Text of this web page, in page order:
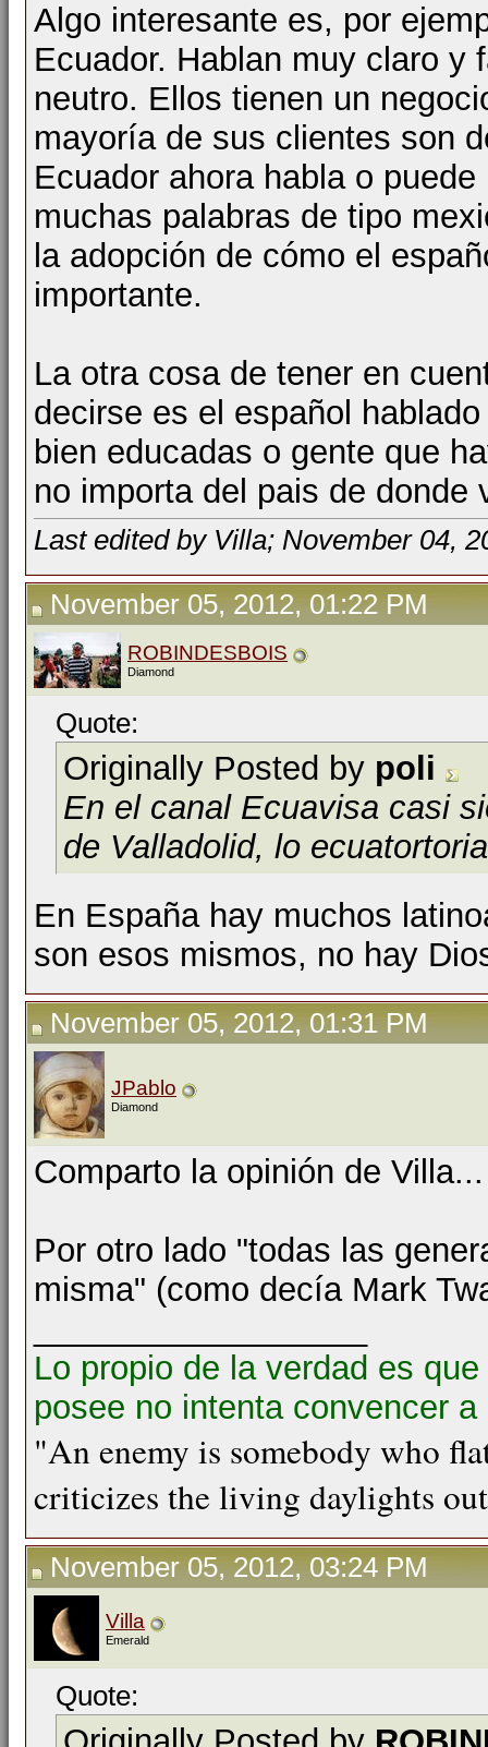
Algo interesante es, por
Ecuador. Hablan muy claro y
neutro. Ellos tienen un
mayoría de sus clientes son
Ecuador ahora habla o
muchas palabras de tipo
la adopción de cómo el
importante.
La otra cosa de tener en
decirse es el español
bien educadas o gente que
no importa del pais de donde
Last edited by Villa; November 04,
November 05, 2012, 01:22 PM
ROBINDESBOIS
Diamond
Quote:
Originally Posted by poli
En el canal Ecuavisa casi
de Valladolid, lo
En España hay muchos
son esos mismos, no hay
November 05, 2012, 01:31 PM
JPablo
Diamond
Comparto la opinión de Villa...
Por otro lado "todas las
misma" (como decía Mark
Lo propio de la verdad es
posee no intenta convencer a
"An enemy is somebody who
criticizes the living daylights
November 05, 2012, 03:24 PM
Villa
Emerald
Quote: